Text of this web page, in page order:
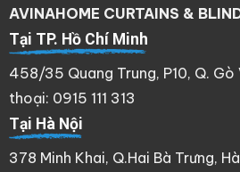
AVINAHOME CURTAINS &
Tại TP. Hồ Chí Minh
458/35 Quang Trung, P10, Q. Gò
thoại: 0915 111 313
Tại Hà Nội
378 Minh Khai, Q.Hai Bà Trưng,